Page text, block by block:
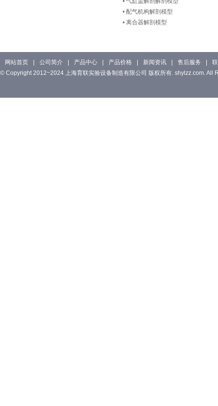
• 配气机构解剖模型
• 离合器解剖模型
网站首页 公司简介 产品中心 产品价格 新闻资讯 售后服务
© Copyright 2012~2024 上海育联实验设备制造有限公司 版权所有. shylzz.com. All